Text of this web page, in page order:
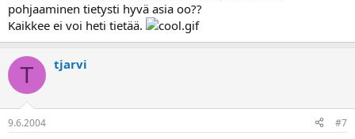
pohjaaminen tietysti hyvä asia oo??
Kaikkee ei voi heti tietää.
T tjarvi
9.6.2004 #7